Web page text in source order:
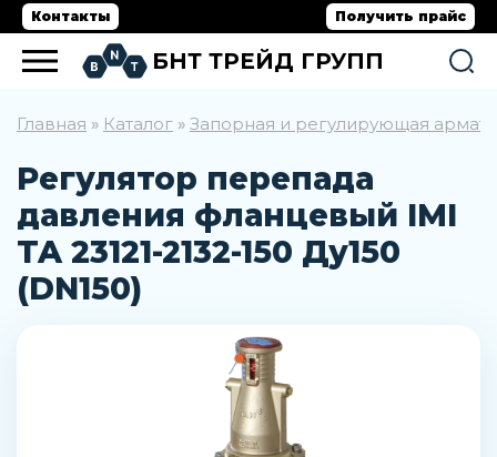
Контакты Получить прайс
БНТ ТРЕЙД ГРУПП
Главная » Каталог » Запорная и регулирующая
Регулятор перепада
давления фланцевый IMI
TA 23121-2132-150 Ду150
(DN150)